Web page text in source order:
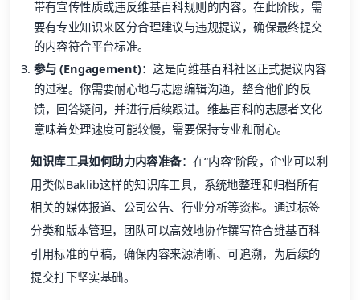
带有宣传性质或违反维基百科规则的内容。在此阶段，需
要有专业知识来区分合理建议与违规提议，确保最终提交
的内容符合平台标准。
参与 (Engagement)：这是向维基百科社区正式提议内容
的过程。你需要耐心地与志愿编辑沟通，整合他们的反
馈，回答疑问，并进行后续跟进。维基百科的志愿者文化
意味着处理速度可能较慢，需要保持专业和耐心。
知识库工具如何助力内容准备：在“内容”阶段，企业可以利
用类似Baklib这样的知识库工具，系统地整理和归档所有
相关的媒体报道、公司公告、行业分析等资料。通过标签
分类和版本管理，团队可以高效地协作撰写符合维基百科
引用标准的草稿，确保内容来源清晰、可追溯，为后续的
提交打下坚实基础。